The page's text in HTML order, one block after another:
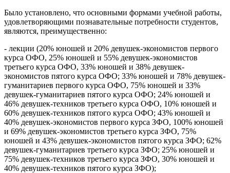
Было установлено, что основными формами учебной работы,
удовлетворяющими познавательные потребности студентов,
являются, преимущественно:
- лекции (20% юношей и 20% девушек-экономистов первого
курса ОФО, 25% юношей и 55% девушек-экономистов
третьего курса ОФО, 33% юношей и 38% девушек-
экономистов пятого курса ОФО; 33% юношей и 78% девушек-
гуманитариев первого курса ОФО, 75% юношей и 33%
девушек-гуманитариев пятого курса ОФО; 24% юношей и
46% девушек-техников третьего курса ОФО, 10% юношей и
60% девушек-техников пятого курса ОФО; 43% юношей и
40% девушек-экономистов первого курса ЗФО, 100% юношей
и 69% девушек-экономистов третьего курса ЗФО, 75%
юношей и 43% девушек-экономистов пятого курса ЗФО; 62%
девушек-гуманитариев третьего курса ЗФО; 25% юношей и
75% девушек-техников третьего курса ЗФО, 30% юношей и
40% девушек-техников пятого курса ЗФО);